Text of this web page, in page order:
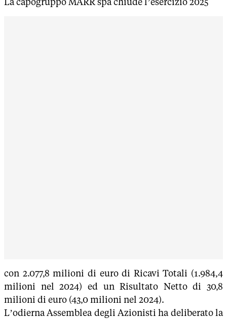
con 2.077,8 milioni di euro di Ricavi Totali (1.984,4
milioni nel 2024) ed un Risultato Netto di 30,8
milioni di euro (43,0 milioni nel 2024).
L’odierna Assemblea degli Azionisti ha deliberato la